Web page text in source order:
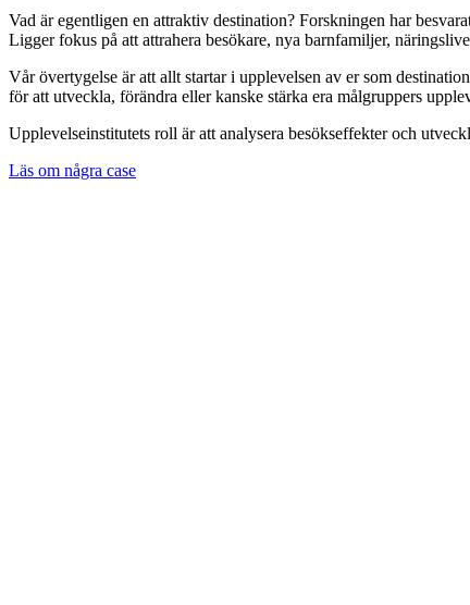
Vad är egentligen en attraktiv destination? Forskningen har
Ligger fokus på att attrahera besökare, nya barnfamiljer,
Vår övertygelse är att allt startar i upplevelsen av er som
för att utveckla, förändra eller kanske stärka era målgruppers
Upplevelseinstitutets roll är att analysera besökseffekter och
Läs om några case